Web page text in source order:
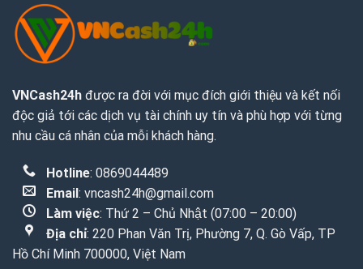
VNCash24h được ra đời với mục đích giới thiệu và kết nối
độc giả tới các dịch vụ tài chính uy tín và phù hợp với từng
nhu cầu cá nhân của mỗi khách hàng.
Hotline: 0869044489
Email: vncash24h@gmail.com
Làm việc: Thứ 2 – Chủ Nhật (07:00 – 20:00)
Địa chỉ: 220 Phan Văn Trị, Phường 7, Q. Gò Vấp, TP
Hồ Chí Minh 700000, Việt Nam